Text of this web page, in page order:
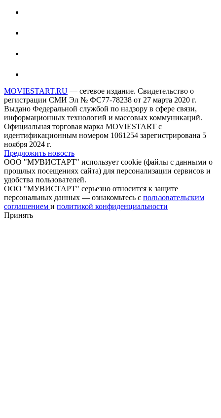
MOVIESTART.RU — сетевое издание. Свидетельство о
регистрации СМИ Эл № ФС77-78238 от 27 марта 2020 г.
Выдано Федеральной службой по надзору в сфере связи,
информационных технологий и массовых коммуникаций.
Официальная торговая марка MOVIESTART с
идентификационным номером 1061254 зарегистрирована 5
ноября 2024 г.
Предложить новость
ООО "МУВИСТАРТ" использует cookie (файлы с данными о
прошлых посещениях сайта) для персонализации сервисов и
удобства пользователей.
ООО "МУВИСТАРТ" серьезно относится к защите
персональных данных — ознакомьтесь с пользовательским
соглашением и политикой конфиденциальности
Принять